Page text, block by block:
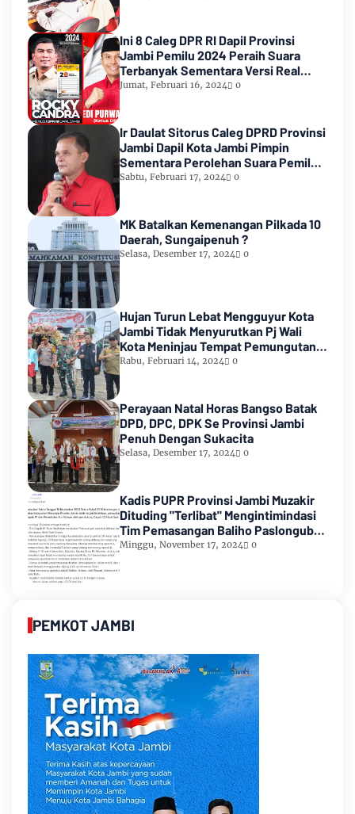
Ini 8 Caleg DPR RI Dapil Provinsi
Jambi Pemilu 2024 Peraih Suara
Terbanyak Sementara Versi Real
Count KPU RI
Jumat, Februari 16, 2024 0
Ir Daulat Sitorus Caleg DPRD Provinsi
Jambi Dapil Kota Jambi Pimpin
Sementara Perolehan Suara Pemilu
2024
Sabtu, Februari 17, 2024 0
MK Batalkan Kemenangan Pilkada 10
Daerah, Sungaipenuh ?
Selasa, Desember 17, 2024 0
Hujan Turun Lebat Mengguyur Kota
Jambi Tidak Menyurutkan Pj Wali
Kota Meninjau Tempat Pemungutan
Suara Pemilu 2024
Rabu, Februari 14, 2024 0
Perayaan Natal Horas Bangso Batak
DPD, DPC, DPK Se Provinsi Jambi
Penuh Dengan Sukacita
Selasa, Desember 17, 2024 0
Kadis PUPR Provinsi Jambi Muzakir
Dituding "Terlibat" Mengintimindasi
Tim Pemasangan Baliho Paslongub
Romi-Sudirman
Minggu, November 17, 2024 0
PEMKOT JAMBI